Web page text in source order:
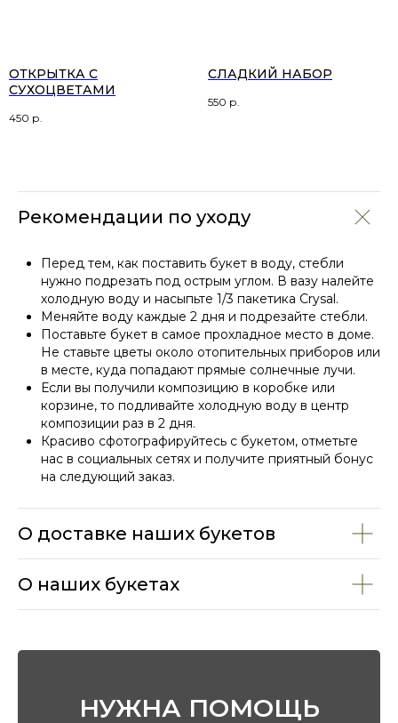
ОТКРЫТКА С
СУХОЦВЕТАМИ
450 р.
СЛАДКИЙ НАБОР
550 р.
Рекомендации по уходу
Перед тем, как поставить букет в воду, стебли
нужно подрезать под острым углом. В вазу налейте
холодную воду и насыпьте 1/3 пакетика Crysal.
Меняйте воду каждые 2 дня и подрезайте стебли.
Поставьте букет в самое прохладное место в доме.
Не ставьте цветы около отопительных приборов или
в месте, куда попадают прямые солнечные лучи.
Если вы получили композицию в коробке или
корзине, то подливайте холодную воду в центр
композиции раз в 2 дня.
Красиво сфотографируйтесь с букетом, отметьте
нас в социальных сетях и получите приятный бонус
на следующий заказ.
О доставке наших букетов
О наших букетах
НУЖНА ПОМОЩЬ